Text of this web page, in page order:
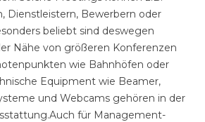
Dienstleistern, Bewerbern oder
beliebt sind deswegen
Nähe von größeren Konferenzen
wie Bahnhöfen oder
Equipment wie Beamer,
und Webcams gehören in der
für Management-